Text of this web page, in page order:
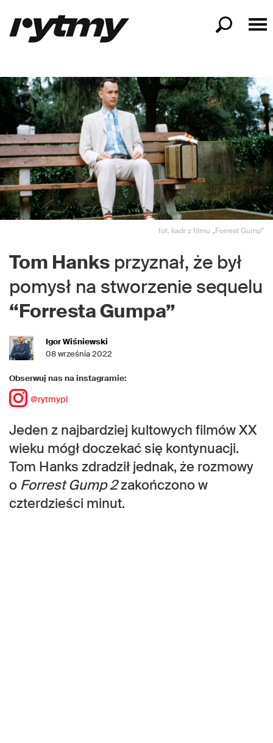
fot. kadr z filmu „Forrest Gump”
Tom Hanks przyznał, że był
pomysł na stworzenie sequelu
“Forresta Gumpa”
Igor Wiśniewski
08 września 2022
Obserwuj nas na instagramie:
@rytmypl
Jeden z najbardziej kultowych filmów XX
wieku mógł doczekać się kontynuacji.
Tom Hanks zdradził jednak, że rozmowy
o Forrest Gump 2zakończono w
czterdzieści minut.